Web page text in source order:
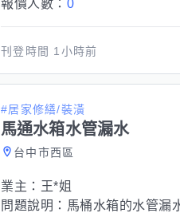
報價人數： 0
刊登時間 1小時前
#居家修繕/裝潢
馬通水箱水管漏水
台中市西區
業主： 王*姐
問題說明： 馬桶水箱的水管漏